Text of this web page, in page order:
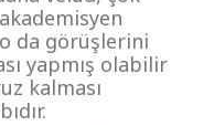
da görüşlerini
yapmış olabilir
kalması